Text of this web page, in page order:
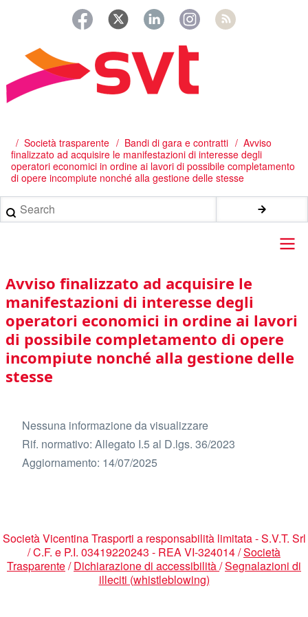
principale
Briciole
di
pane
/ Società trasparente Bandi di gara e contratti
Avviso
finalizzato ad acquisire le manifestazioni di interesse degli
operatori economici in ordine ai lavori di possibile completamento
di opere incompiute nonché alla gestione delle stesse
Search
Main
navigation
Avviso finalizzato ad acquisire le
manifestazioni di interesse degli
operatori economici in ordine ai lavori
di possibile completamento di opere
incompiute nonché alla gestione delle
stesse
Nessuna informazione da visualizzare
Rif. normativo: Allegato I.5 al D.lgs. 36/2023
Aggiornamento: 14/07/2025
Società Vicentina Trasporti a responsabilità limitata - S.V.T. Srl
/ C.F. e P.I. 03419220243 - REA VI-324014 /Società
Trasparente/Dichiarazione di accessibilità/Segnalazioni di
illeciti (whistleblowing)